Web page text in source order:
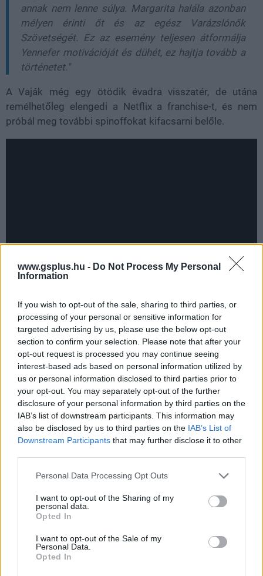
www.gsplus.hu - Do Not Process My Personal
Information
If you wish to opt-out of the sale, sharing to third parties, or
processing of your personal or sensitive information for
targeted advertising by us, please use the below opt-out
section to confirm your selection. Please note that after your
opt-out request is processed you may continue seeing
interest-based ads based on personal information utilized by
us or personal information disclosed to third parties prior to
your opt-out. You may separately opt-out of the further
disclosure of your personal information by third parties on the
IAB’s list of downstream participants. This information may
also be disclosed by us to third parties on the IAB’s List of
Downstream Participants that may further disclose it to other
Please note that this website/app uses one or more Google
not limited to your visit or usage behaviour. You may click to
grant or deny consent to Google and its third-party tags to
use your data for below specified purposes in below Google
consent section.
Personal Data Processing Opt Outs
I want to opt-out of the Sharing of my
personal data.
Opted In
I want to opt-out of the Sale of my
Personal Data.
Opted In
annak nem lenne súlya. Margarita halála azonban
mélyen érinti őt és az egész Varázslónők
Szövetségét. Ez az esemény teljesen átformálja
Yennefer motivációját és dühét, ez hajtja tovább a
történetet."
A Vaják még egy ötödik évadra visszatér, de utána
remélhetőleg elengedi a Netflix a franchise-t, és nem
próbál meg további spinoffokat kifacsarni belőle.
Nem akarsz lemaradni semmiről?
Rengeteg hír és cikk vár rád, lehet, hogy éppen nem
jön szembe GSO-n vagy a social médiában. Segítünk,
hogy naprakész maradj, kiválogatjuk neked a
legjobbakat,iratkozz fel hírlevelünkre!
Kijelentem, hogy azadatkezelési nyilatkozat tartalmát
Feliratkozom
SMASH by Meló-Diák: Homok, zene és a nyár legjobb
hangulata – Jön a második forduló! (X)
Július végén folytatódik a balatoni strandröplabda-